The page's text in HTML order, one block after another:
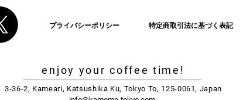
インスタグラマー写真展 展示
EAST
プライバシーポリシー 特定商取引法に基づく表記
enjoy your coffee time!
3-36-2, Kameari, Katsushika Ku, Tokyo To, 125-0061, Japan